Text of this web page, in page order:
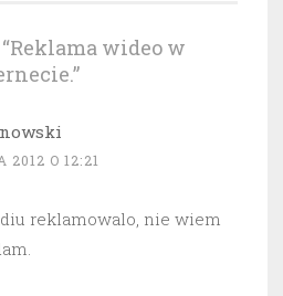
Reklama wideo w
”
2012 O 12:21
reklamowalo, nie wiem